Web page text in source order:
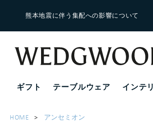
熊本地震に伴う集配への影響について
ギフト テーブルウェア インテ
HOME アンセミオン